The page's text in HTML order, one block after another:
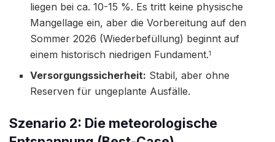
liegen bei ca. 10-15 %. Es tritt keine physische
Mangellage ein, aber die Vorbereitung auf den
Sommer 2026 (Wiederbefüllung) beginnt auf
einem historisch niedrigen Fundament.1
Versorgungssicherheit: Stabil, aber ohne
Reserven für ungeplante Ausfälle.
Szenario 2: Die meteorologische